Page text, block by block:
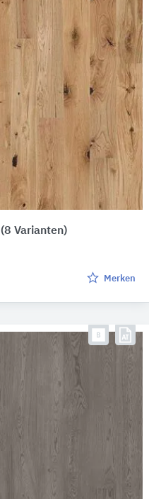
(8 Varianten)
Merken